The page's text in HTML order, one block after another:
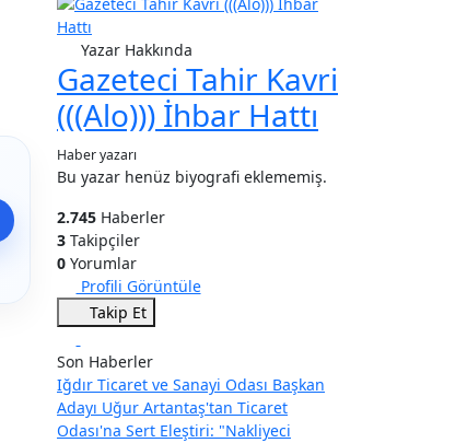
Yazar Hakkında
Gazeteci Tahir Kavri
(((Alo))) İhbar Hattı
Haber yazarı
Bu yazar henüz biyografi eklememiş.
2.745 Haberler
3 Takipçiler
0 Yorumlar
Profili Görüntüle
Takip Et
Son Haberler
Iğdır Ticaret ve Sanayi Odası Başkan
Adayı Uğur Artantaş'tan Ticaret
Odası'na Sert Eleştiri: "Nakliyeci